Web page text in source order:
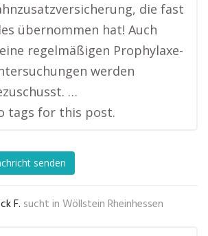
die fast
übernommen hat! Auch
regelmäßigen Prophylaxe-
werden
…
tags for this post.
senden
F. sucht in Wöllstein Rheinhessen